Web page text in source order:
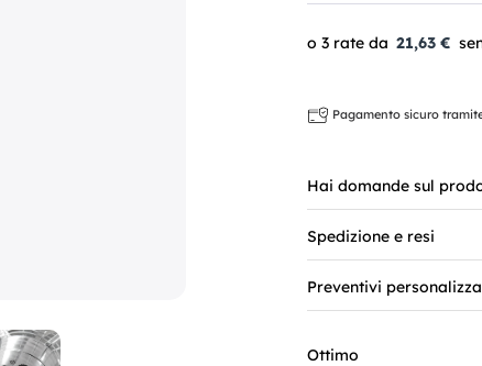
21,63 €
Pagamento sicuro
Hai domande sul
Spedizione e resi
Preventivi
Ottimo